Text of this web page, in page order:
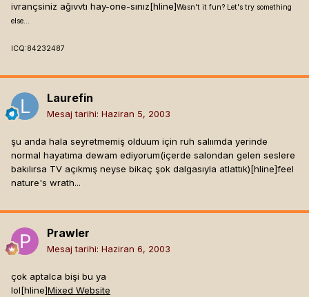
ivrançsiniz ağıvvtı hay-one-sınız[hline]Wasn't it fun? Let's try something
else...
ICQ:84232487
Laurefin
Mesaj tarihi: Haziran 5, 2003
şu anda hala seyretmemiş olduum için ruh salıımda yerinde
normal hayatıma dewam ediyorum(içerde salondan gelen seslere
bakılırsa TV açıkmış neyse bikaç şok dalgasıyla atlattık)[hline]feel
nature's wrath...
Prawler
Mesaj tarihi: Haziran 6, 2003
çok aptalca bişi bu ya
lol[hline]Mixed Website